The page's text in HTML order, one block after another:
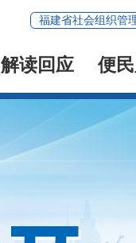
福建省社会组织管
解读回应 便